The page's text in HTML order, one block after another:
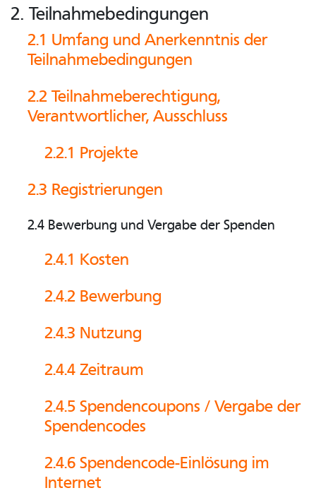
2. Teilnahmebedingungen
2.1 Umfang und Anerkenntnis der
Teilnahmebedingungen
2.2 Teilnahmeberechtigung,
Verantwortlicher, Ausschluss
2.2.1 Projekte
2.3 Registrierungen
2.4 Bewerbung und Vergabe der Spenden
2.4.1 Kosten
2.4.2 Bewerbung
2.4.3 Nutzung
2.4.4 Zeitraum
2.4.5 Spendencoupons / Vergabe der
Spendencodes
2.4.6 Spendencode-Einlösung im
Internet